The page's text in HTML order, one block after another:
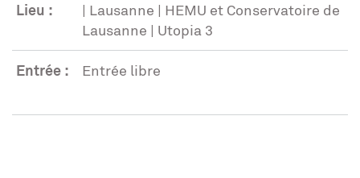
Lieu :
| Lausanne | HEMU et Conservatoire de
Lausanne | Utopia 3
Entrée : Entrée libre